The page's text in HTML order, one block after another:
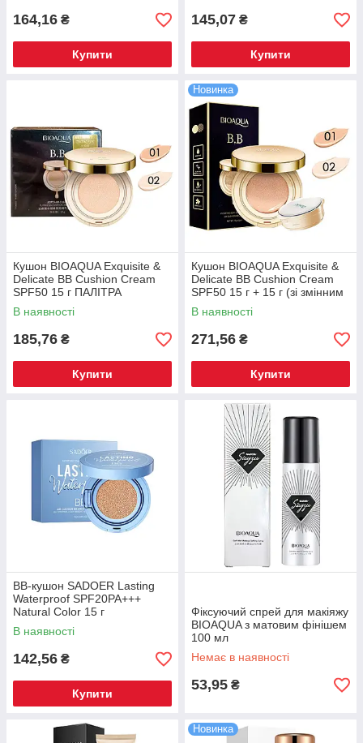
164,16 ₴
Купити
145,07 ₴
Купити
Кушон BIOAQUA Exquisite &
Delicate BB Cushion Cream
SPF50 15 г ПАЛІТРА
В наявності
185,76 ₴
Купити
Новинка
Кушон BIOAQUA Exquisite &
Delicate BB Cushion Cream
SPF50 15 г + 15 г (зі змінним
блоком) ПАЛІТРА
В наявності
271,56 ₴
Купити
BB-кушон SADOER Lasting
Waterproof SPF20PA+++
Natural Color 15 г
В наявності
142,56 ₴
Купити
Фіксуючий спрей для макіяжу
BIOAQUA з матовим фінішем
100 мл
Немає в наявності
53,95 ₴
Новинка